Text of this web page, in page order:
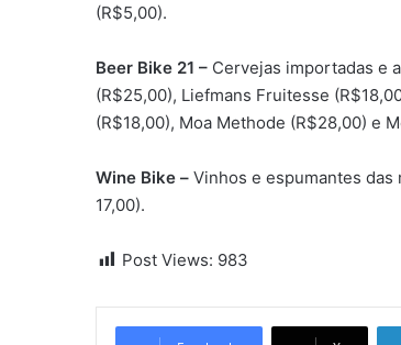
(R$5,00).
Beer Bike 21 – Cervejas importadas e
(R$25,00), Liefmans Fruitesse
(R$18,00), Moa Methode (R$28,00) e
Wine Bike – Vinhos e espumantes das
17,00).
Post Views: 983